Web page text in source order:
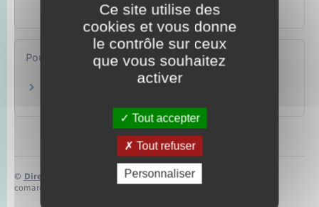
Travail – Formation
Pour en savoir plus
© Direction de l’information légale et administrative
comarquage developpé par
Ce site utilise des
cookies et vous donne
le contrôle sur ceux
que vous souhaitez
activer
Tout accepter
Tout refuser
Personnaliser